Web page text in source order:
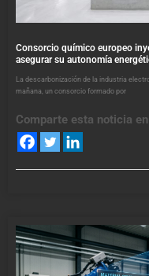
Consorcio químico europeo
asegurar su autonomía
La descarbonización de la industria
mañana, un consorcio formado por
Comparte esta noticia